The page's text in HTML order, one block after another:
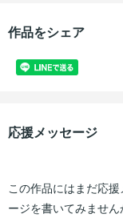
作品をシェア
応援メッセージ
この作品にはまだ応
ージを書いてみません